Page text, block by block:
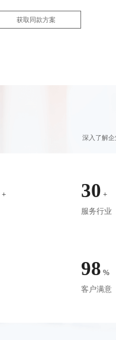
获取同款方案
深入了解
30 +
服务行业
98 %
客户满意
+